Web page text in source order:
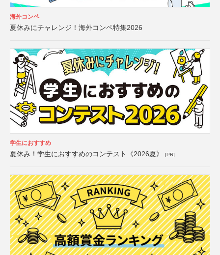
海外コンペ
夏休みにチャレンジ！海外コンペ特集2026
学生におすすめ
夏休み！学生におすすめのコンテスト《2026夏》 [PR]